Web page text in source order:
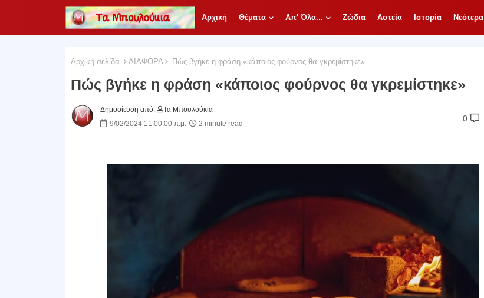
Αρχική Θέματα Απ' Όλα... Ζώδια Αστεία Ιστορία Νεότερα
Αρχική σελίδα ΔΙΑΦΟΡΑ Πώς βγήκε η φράση «κάποιος φούρνος θα γκρεμίστηκε»
Πώς βγήκε η φράση «κάποιος φούρνος θα γκρεμίστηκε»
Δημοσίευση από:
Τα Μπουλούκια
9/02/2024 11:00:00 π.μ.
2 minute read
0